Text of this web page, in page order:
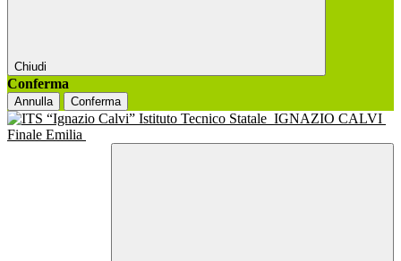
Chiudi
Conferma
Annulla Conferma
Istituto Tecnico Statale IGNAZIO CALVI
Finale Emilia